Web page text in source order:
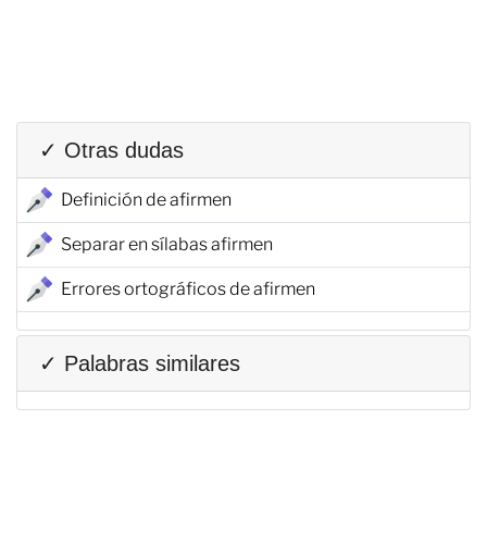
✓ Otras dudas
Definición de afirmen
Separar en sílabas afirmen
Errores ortográficos de afirmen
✓ Palabras similares